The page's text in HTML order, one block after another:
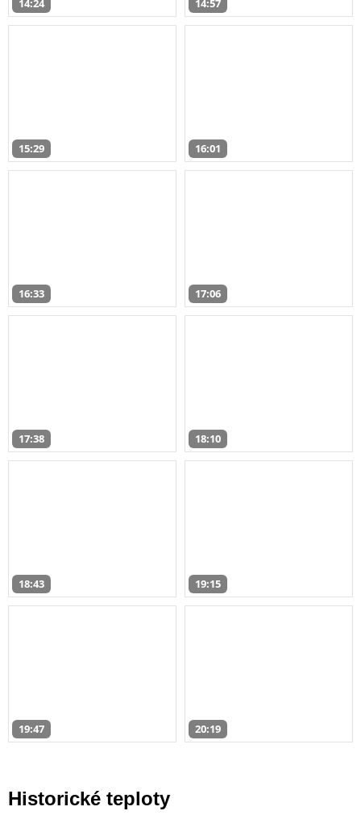
14:24 14:57
15:29 16:01
16:33 17:06
17:38 18:10
18:43 19:15
19:47 20:19
Historické teploty